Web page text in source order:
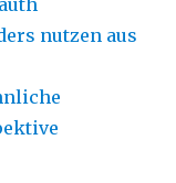
nutzen aus